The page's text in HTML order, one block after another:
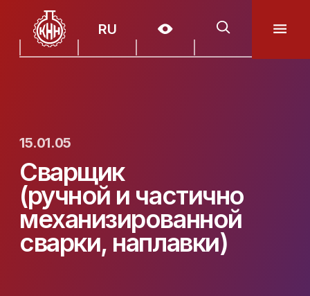
(ручной и частично
сварки, наплавки)